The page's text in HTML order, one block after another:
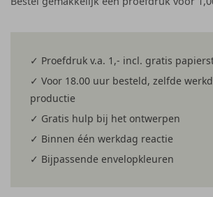
✓ Proefdruk v.a. 1,- incl. gratis
✓ Voor 18.00 uur besteld, zelfde
productie
✓ Gratis hulp bij het ontwerpen
✓ Binnen één werkdag reactie
✓ Bijpassende envelopkleuren